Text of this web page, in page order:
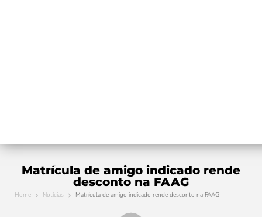
Matrícula de amigo indicado rende
desconto na FAAG
Home Notícias Matrícula de amigo indicado rende desconto na FAAG